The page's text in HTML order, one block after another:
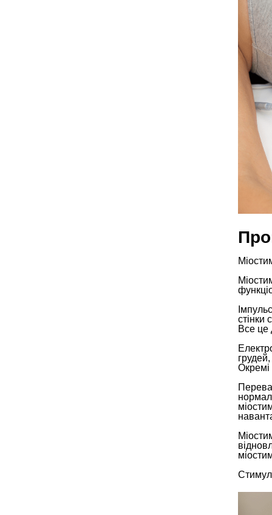
стінки
Все це
Окремі